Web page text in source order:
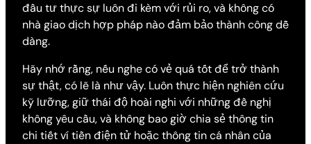
đầu tư thực sự luôn đi kèm với rủi ro, và không có
nhà giao dịch hợp pháp nào đảm bảo thành công dễ
dàng.
Hãy nhớ rằng, nếu nghe có vẻ quá tốt để trở thành
sự thật, có lẽ là như vậy. Luôn thực hiện nghiên cứu
kỹ lưỡng, giữ thái độ hoài nghi với những đề nghị
không yêu cầu, và không bao giờ chia sẻ thông tin
chi tiết ví tiền điện tử hoặc thông tin cá nhân của